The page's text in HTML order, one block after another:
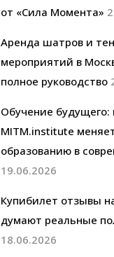
от «Сила Момента»
Аренда шатров и
мероприятий в
полное руководство
Обучение будущего:
MITM.institute
образованию в
19.06.2026
Купибилет отзывы
думают реальные
18.06.2026